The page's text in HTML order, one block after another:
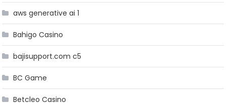
aws generative ai 1
Bahigo Casino
bajisupport.com c5
BC Game
Betcleo Casino